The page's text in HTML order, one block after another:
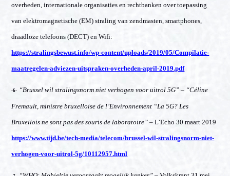
overheden, internationale organisaties en rechtbanken over toepassing
van elektromagnetische (EM) straling van zendmasten, smartphones,
draadloze telefoons (DECT) en Wifi:
https://stralingsbewust.info/wp-content/uploads/2019/05/Compilatie-
maatregelen-adviezen-uitspraken-overheden-april-2019.pdf
-6- “Brussel wil stralingsnorm niet verhogen voor uitrol 5G” – “Céline
Fremault, ministre bruxelloise de l’Environnement “La 5G? Les
Bruxellois ne sont pas des souris de laboratoire”– L’Echo 30 maart 2019
https://www.tijd.be/tech-media/telecom/brussel-wil-stralingsnorm-niet-
verhogen-voor-uitrol-5g/10112957.html